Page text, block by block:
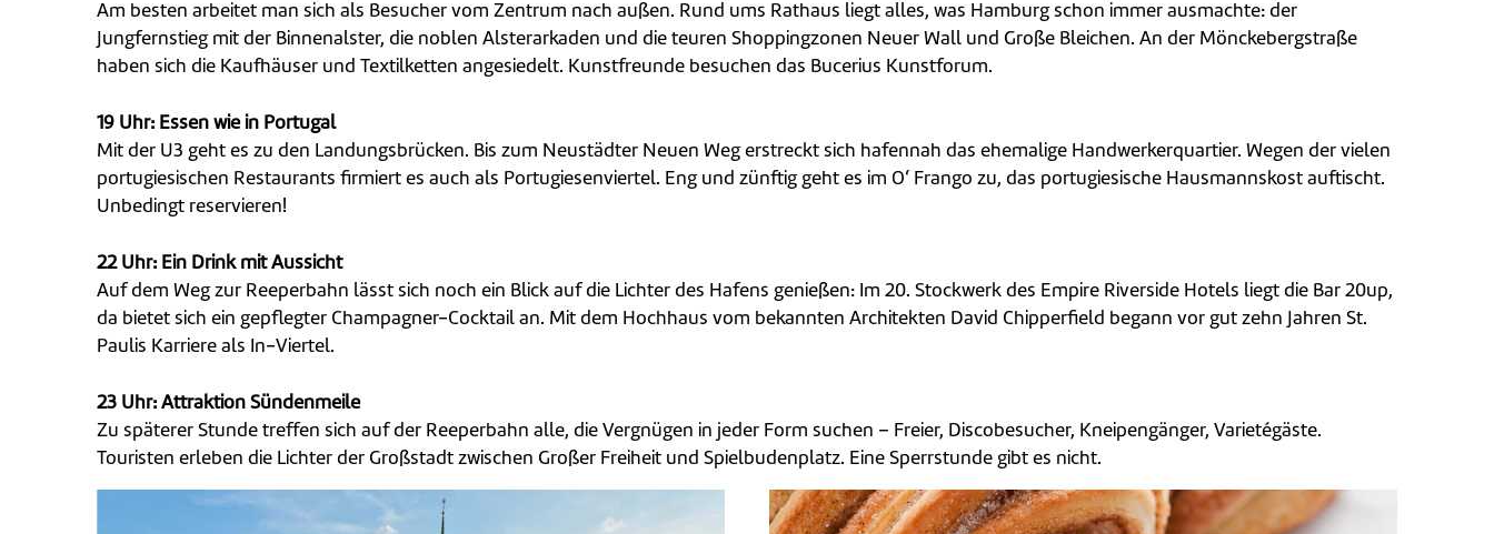
Am besten arbeitet man sich als Besucher vom Zentrum nach außen. Rund ums Rathaus liegt alles, was Hamburg schon immer ausmachte: der
Jungfernstieg mit der Binnenalster, die noblen Alsterarkaden und die teuren Shoppingzonen Neuer Wall und Große Bleichen. An der Mönckebergstraße
haben sich die Kaufhäuser und Textilketten angesiedelt. Kunstfreunde besuchen das Bucerius Kunstforum.
19 Uhr: Essen wie in Portugal
Mit der U3 geht es zu den Landungsbrücken. Bis zum Neustädter Neuen Weg erstreckt sich hafennah das ehemalige Handwerkerquartier. Wegen der vielen
portugiesischen Restaurants firmiert es auch als Portugiesenviertel. Eng und zünftig geht es im O‘ Frango zu, das portugiesische Hausmannskost auftischt.
Unbedingt reservieren!
22 Uhr: Ein Drink mit Aussicht
Auf dem Weg zur Reeperbahn lässt sich noch ein Blick auf die Lichter des Hafens genießen: Im 20. Stockwerk des Empire Riverside Hotels liegt die Bar 20up,
da bietet sich ein gepflegter Champagner-Cocktail an. Mit dem Hochhaus vom bekannten Architekten David Chipperfield begann vor gut zehn Jahren St.
Paulis Karriere als In-Viertel.
23 Uhr: Attraktion Sündenmeile
Zu späterer Stunde treffen sich auf der Reeperbahn alle, die Vergnügen in jeder Form suchen – Freier, Discobesucher, Kneipengänger, Varietégäste.
Touristen erleben die Lichter der Großstadt zwischen Großer Freiheit und Spielbudenplatz. Eine Sperrstunde gibt es nicht.